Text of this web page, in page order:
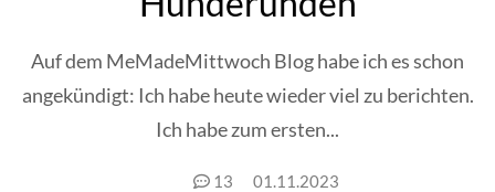
Auf dem MeMadeMittwoch Blog habe ich es schon
angekündigt: Ich habe heute wieder viel zu berichten.
Ich habe zum ersten...
13 01.11.2023